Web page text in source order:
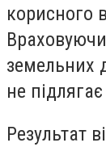
корисного
земельних
не
Результат